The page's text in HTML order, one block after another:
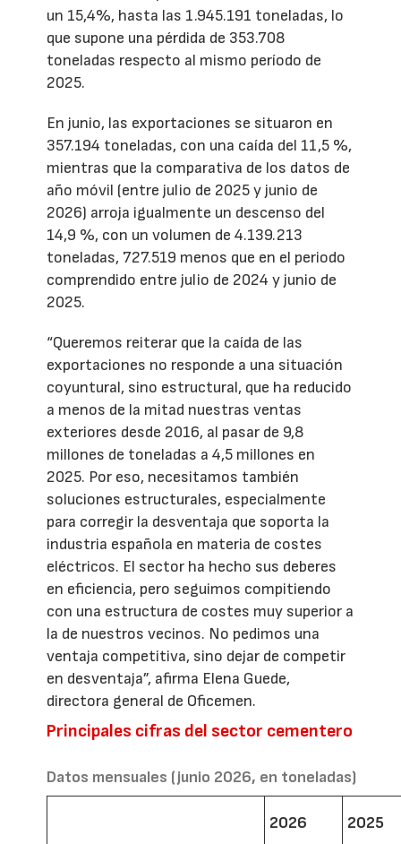
un 15,4%, hasta las 1.945.191 toneladas, lo
que supone una pérdida de 353.708
toneladas respecto al mismo período de
2025.
En junio, las exportaciones se situaron en
357.194 toneladas, con una caída del 11,5 %,
mientras que la comparativa de los datos de
año móvil (entre julio de 2025 y junio de
2026) arroja igualmente un descenso del
14,9 %, con un volumen de 4.139.213
toneladas, 727.519 menos que en el periodo
comprendido entre julio de 2024 y junio de
2025.
“Queremos reiterar que la caída de las
exportaciones no responde a una situación
coyuntural, sino estructural, que ha reducido
a menos de la mitad nuestras ventas
exteriores desde 2016, al pasar de 9,8
millones de toneladas a 4,5 millones en
2025. Por eso, necesitamos también
soluciones estructurales, especialmente
para corregir la desventaja que soporta la
industria española en materia de costes
eléctricos. El sector ha hecho sus deberes
en eficiencia, pero seguimos compitiendo
con una estructura de costes muy superior a
la de nuestros vecinos. No pedimos una
ventaja competitiva, sino dejar de competir
en desventaja”, afirma Elena Guede,
directora general de Oficemen.
Principales cifras del sector cementero
Datos mensuales (junio 2026, en toneladas)
2026 2025